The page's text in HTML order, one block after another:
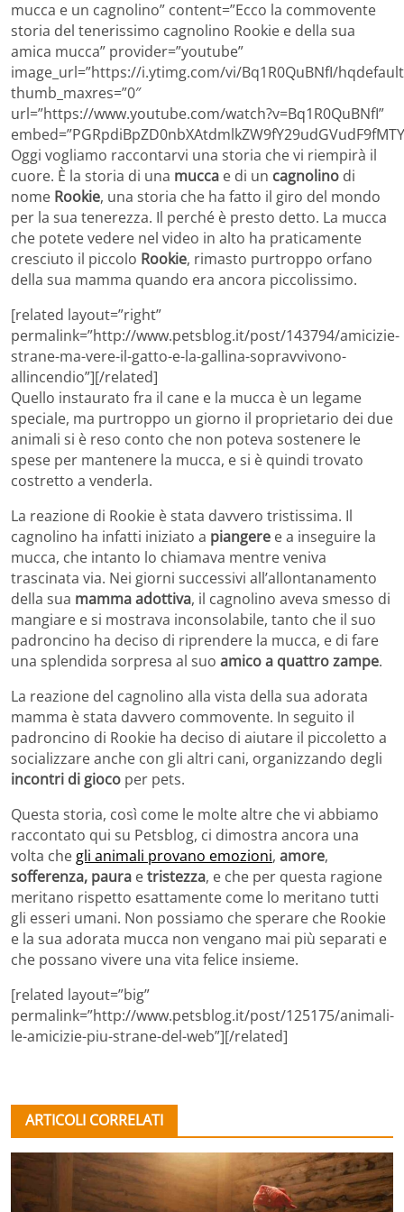
mucca e un cagnolino” content=”Ecco la commovente
storia del tenerissimo cagnolino Rookie e della sua
amica mucca” provider=”youtube”
image_url=”https://i.ytimg.com/vi/Bq1R0QuBNfI/
thumb_maxres=”0″
url=”https://www.youtube.com/watch?v=Bq1R0QuBNfI”
Oggi vogliamo raccontarvi una storia che vi riempirà il
cuore. È la storia di una mucca e di un cagnolino di
nome Rookie, una storia che ha fatto il giro del mondo
per la sua tenerezza. Il perché è presto detto. La mucca
che potete vedere nel video in alto ha praticamente
cresciuto il piccolo Rookie, rimasto purtroppo orfano
della sua mamma quando era ancora piccolissimo.
[related layout=”right”
permalink=”http://www.petsblog.it/post/143794/amicizie-
strane-ma-vere-il-gatto-e-la-gallina-sopravvivono-
allincendio”][/related]
Quello instaurato fra il cane e la mucca è un legame
speciale, ma purtroppo un giorno il proprietario dei due
animali si è reso conto che non poteva sostenere le
spese per mantenere la mucca, e si è quindi trovato
costretto a venderla.
La reazione di Rookie è stata davvero tristissima. Il
cagnolino ha infatti iniziato a piangere e a inseguire la
mucca, che intanto lo chiamava mentre veniva
trascinata via. Nei giorni successivi all’allontanamento
della sua mamma adottiva, il cagnolino aveva smesso di
mangiare e si mostrava inconsolabile, tanto che il suo
padroncino ha deciso di riprendere la mucca, e di fare
una splendida sorpresa al suo amico a quattro zampe.
La reazione del cagnolino alla vista della sua adorata
mamma è stata davvero commovente. In seguito il
padroncino di Rookie ha deciso di aiutare il piccoletto a
socializzare anche con gli altri cani, organizzando degli
incontri di gioco per pets.
Questa storia, così come le molte altre che vi abbiamo
raccontato qui su Petsblog, ci dimostra ancora una
volta che gli animali provano emozioni, amore,
sofferenza, paura etristezza, e che per questa ragione
meritano rispetto esattamente come lo meritano tutti
gli esseri umani. Non possiamo che sperare che Rookie
e la sua adorata mucca non vengano mai più separati e
che possano vivere una vita felice insieme.
[related layout=”big”
permalink=”http://www.petsblog.it/post/125175/animali-
le-amicizie-piu-strane-del-web”][/related]
ARTICOLI CORRELATI